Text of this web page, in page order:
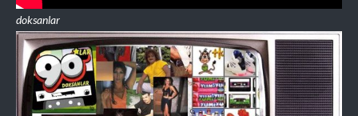
doksanlar